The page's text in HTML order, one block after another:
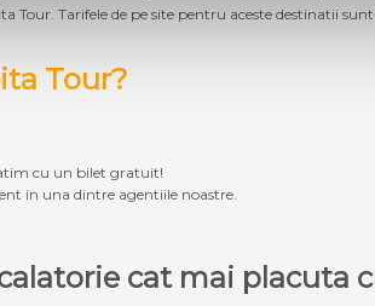
Tour. Tarifele de pe site pentru aceste destinatii
Tour?
cu un bilet gratuit!
in una dintre agentiile noastre.
cat mai